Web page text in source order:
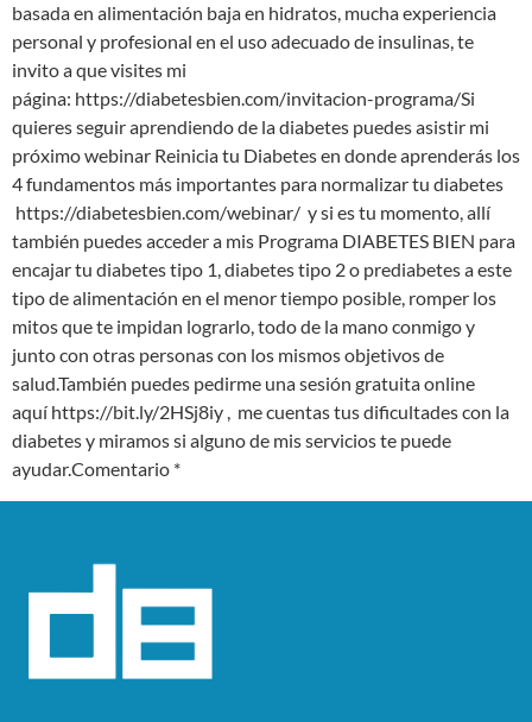
basada en alimentación baja en hidratos, mucha experiencia
personal y profesional en el uso adecuado de insulinas, te
invito a que visites mi
página: https://diabetesbien.com/invitacion-programa/Si
quieres seguir aprendiendo de la diabetes puedes asistir mi
próximo webinar Reinicia tu Diabetes en donde aprenderás los
4 fundamentos más importantes para normalizar tu diabetes
https://diabetesbien.com/webinar/ y si es tu momento, allí
también puedes acceder a mis Programa DIABETES BIEN para
encajar tu diabetes tipo 1, diabetes tipo 2 o prediabetes a este
tipo de alimentación en el menor tiempo posible, romper los
mitos que te impidan lograrlo, todo de la mano conmigo y
junto con otras personas con los mismos objetivos de
salud.También puedes pedirme una sesión gratuita online
aquí https://bit.ly/2HSj8iy , me cuentas tus dificultades con la
diabetes y miramos si alguno de mis servicios te puede
ayudar.Comentario *